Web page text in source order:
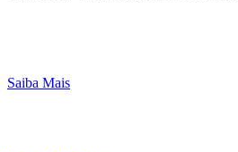
Saiba Mais